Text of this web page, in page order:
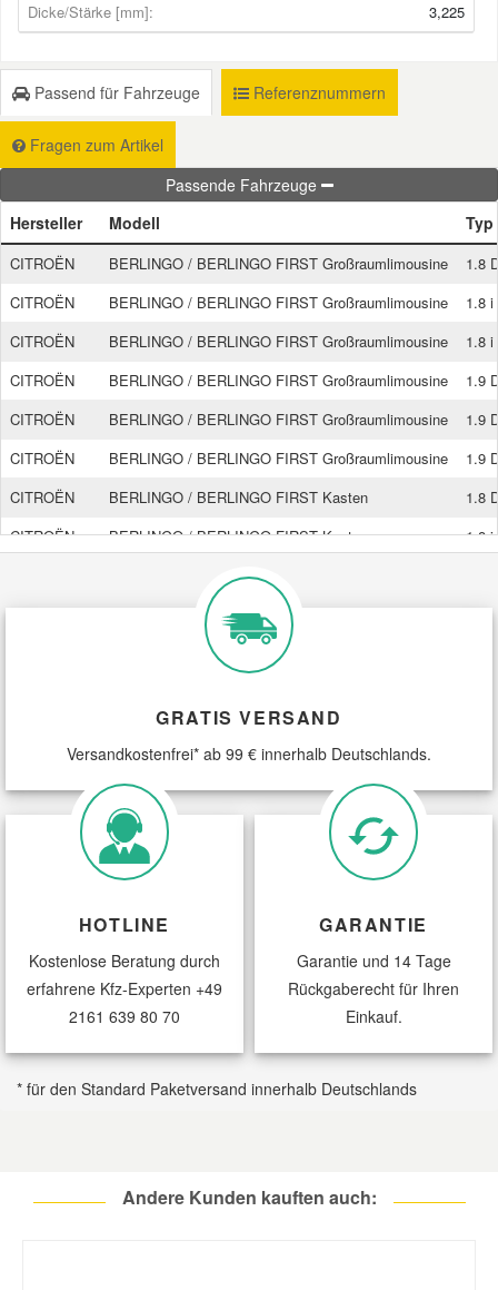
Dicke/Stärke [mm]:
3,225
Passend für Fahrzeuge Referenznummern
Fragen zum Artikel
Passende Fahrzeuge
Hersteller
Modell Typ
CITROËN BERLINGO / BERLINGO FIRST Großraumlimousine
1.8
CITROËN
BERLINGO / BERLINGO FIRST Großraumlimousine
1.8 i
CITROËN
BERLINGO / BERLINGO FIRST Großraumlimousine
1.8 i
CITROËN
BERLINGO / BERLINGO FIRST Großraumlimousine
1.9
CITROËN
BERLINGO / BERLINGO FIRST Großraumlimousine
1.9
CITROËN
BERLINGO / BERLINGO FIRST Großraumlimousine
1.9
CITROËN
BERLINGO / BERLINGO FIRST Kasten
1.8
CITROËN
BERLINGO / BERLINGO FIRST Kasten
1.8 i
BERLINGO / BERLINGO FIRST Kasten
CITROËN
BERLINGO / BERLINGO FIRST Kasten
1.9
BERLINGO / BERLINGO FIRST Kasten
BX
BX
BX
BX
CITROËN
BX
CITROËN
BX
CITROËN
BX
GRATIS VERSAND
Versandkostenfrei* ab 99 € innerhalb Deutschlands.
HOTLINE
Kostenlose Beratung durch
erfahrene Kfz-Experten +49
2161 639 80 70
GARANTIE
Garantie und 14 Tage
Rückgaberecht für Ihren
Einkauf.
* für den Standard Paketversand innerhalb Deutschlands
Andere Kunden kauften auch:
Mitsubishi Ersatzteile
Nissan Ersatzteile
Porsche Ersatzteile
Seat Ersatzteile
Smart Ersatzteile
Suzuki Ersatzteile
Vauxhall Ersatzteile
Volvo Ersatzteile